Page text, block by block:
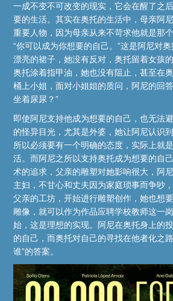
一成不变不可改变的现实，它会在醒了之
要的生活。其实在奥托的生活中，母亲阿
重要人物，因为母亲从来不苛求他就是那
“你可以成为你想要的自己。”这是阿尼对
漂亮的裙子，她没有反对，奥托留着女孩
奥托涂着指甲油，她也没有阻止，甚至在
桶上小姐，面对小姐姐的质问，阿尼的回
坐着尿尿？”
即使阿尼支持他成为想要的自己，也无法
的怪异目光，尤其是外婆，她让阿尼认识
所以必须要有一个明确的态度，实际上就
活。而阿尼之所以支持奥托成为想要的自
术的追求，父亲的雕塑对她影响很大，阿
主妇，不甘心和丈夫因为家庭琐事而争吵
父亲的工坊，开始进行雕塑创作，她也想
雕像，就可以作为作品应聘学校教师这一
始，这是理想的实现。阿尼在奥托身上的
的自己，而奥托对自己的寻找在他者化之
谁”的答案。